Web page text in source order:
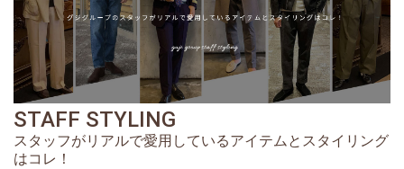
STAFF STYLING
スタッフがリアルで愛用しているアイテムとスタイリング
はコレ！